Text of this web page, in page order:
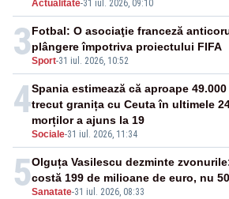
Actualitate-31 iul. 2026, 09:10
3Sport-31 iul. 2026, 10:52
Fotbal: O asociaţie franceză
plângere împotriva proiectului FIFA
4
Sociale-31 iul. 2026, 11:34
Spania estimează că aproape
trecut granița cu Ceuta în ultimele
morților a ajuns la 19
5Sanatate-31 iul. 2026, 08:33
Olguța Vasilescu dezminte
costă 199 de milioane de euro, nu